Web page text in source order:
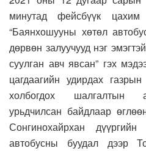
минутад фейсбүүк цахим
“Баянхошууны хөтөл
дөрвөн залуучууд нэг
суулган авч явсан” гэх
цагдаагийн удирдах
холбогдох шалгалтын
урьдчилсан байдлаар
Сонгинохайрхан
автобусны буудал дээр